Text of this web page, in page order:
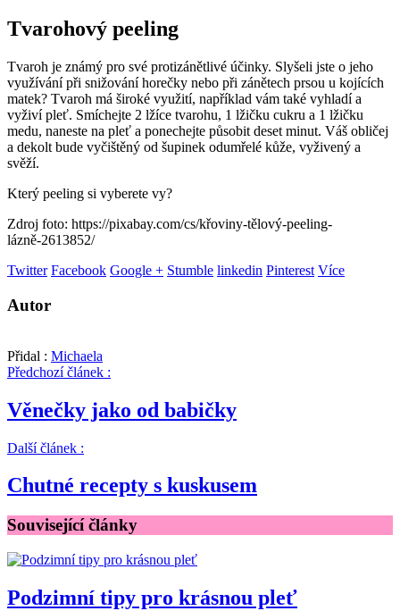
Tvarohový peeling
Tvaroh je známý pro své protizánětlivé účinky. Slyšeli jste o jeho
využívání při snižování horečky nebo při zánětech prsou u kojících
matek? Tvaroh má široké využití, například vám také vyhladí a
vyživí pleť. Smíchejte 2 lžíce tvarohu, 1 lžičku cukru a 1 lžičku
medu, naneste na pleť a ponechejte působit deset minut. Váš obličej
a dekolt bude vyčištěný od šupinek odumřelé kůže, vyživený a
svěží.
Který peeling si vyberete vy?
Zdroj foto: https://pixabay.com/cs/křoviny-tělový-peeling-
lázně-2613852/
Twitter Facebook Google + Stumble linkedin Pinterest Více
Autor
Přidal : Michaela
Předchozí článek :
Věnečky jako od babičky
Další článek :
Chutné recepty s kuskusem
Související články
Podzimní tipy pro krásnou pleť